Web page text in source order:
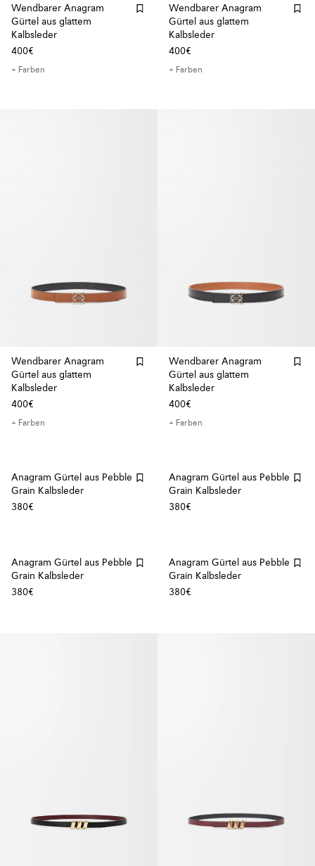
Wendbarer Anagram
Gürtel aus glattem
Kalbsleder
400€
+ Farben
Wendbarer Anagram
Gürtel aus glattem
Kalbsleder
400€
+ Farben
Wendbarer Anagram
Gürtel aus glattem
Kalbsleder
400€
+ Farben
Wendbarer Anagram
Gürtel aus glattem
Kalbsleder
400€
+ Farben
Anagram Gürtel aus Pebble
Grain Kalbsleder
380€
Anagram Gürtel aus Pebble
Grain Kalbsleder
380€
Anagram Gürtel aus Pebble
Grain Kalbsleder
380€
Anagram Gürtel aus Pebble
Grain Kalbsleder
380€